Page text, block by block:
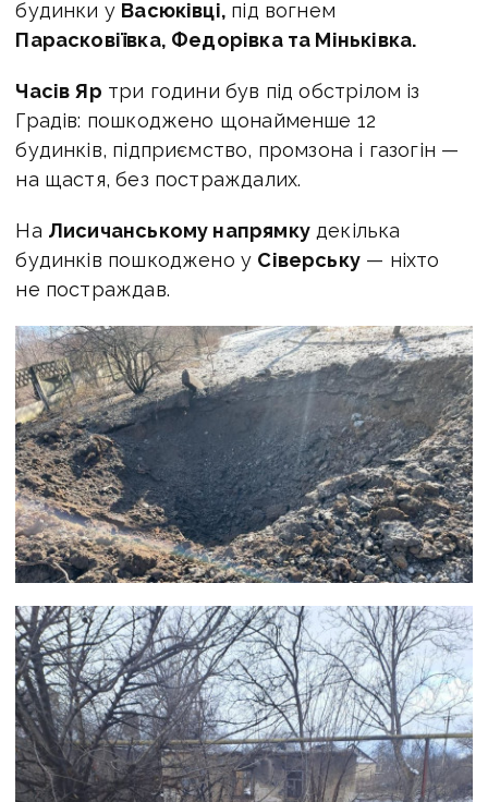
будинки у Васюківці, під вогнем
Парасковіївка, Федорівка та Міньківка.
Часів Яр три години був під обстрілом із
Градів: пошкоджено щонайменше 12
будинків, підприємство, промзона і газогін —
на щастя, без постраждалих.
На Лисичанському напрямкудекілька
будинків пошкоджено у Сіверську— ніхто
не постраждав.